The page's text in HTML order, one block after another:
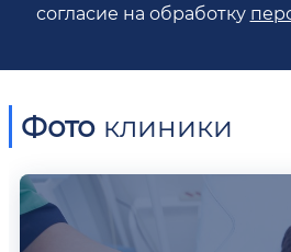
согласие на обработку
Фото клиники